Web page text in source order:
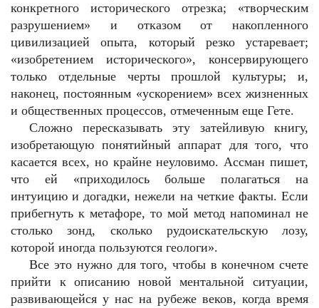
конкретного исторического отрезка; «творческим
разрушением» и отказом от накопленного
цивилизацией опыта, который резко устаревает;
«изобретением исторического», консервирующего
только отдельные черты прошлой культуры; и,
наконец, постоянным «ускорением» всех жизненных
и общественных процессов, отмеченным еще Гете.
Сложно пересказывать эту затейливую книгу,
изобретающую понятийный аппарат для того, что
касается всех, но крайне неуловимо. Ассман пишет,
что ей «приходилось больше полагаться на
интуицию и догадки, нежели на четкие факты. Если
прибегнуть к метафоре, то мой метод напоминал не
столько зонд, сколько рудоискательскую лозу,
которой иногда пользуются геологи».
Все это нужно для того, чтобы в конечном счете
прийти к описанию новой ментальной ситуации,
развивающейся у нас на рубеже веков, когда время